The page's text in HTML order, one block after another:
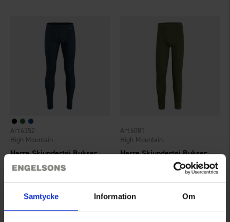
Samtycke Information Om
Herre Skiundertøj Bukser Norberg
High Mountain
6352
115 kr.
Vurdering: 4.4 ud af 5 stjerner
Herre Skiundertøj Bukser Arvidsjaur
High Mountain
6081
Vurdering: 4.3 ud af 5 stjerner